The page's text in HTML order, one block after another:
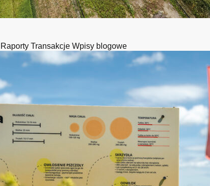
Raporty Transakcje Wpisy blogowe